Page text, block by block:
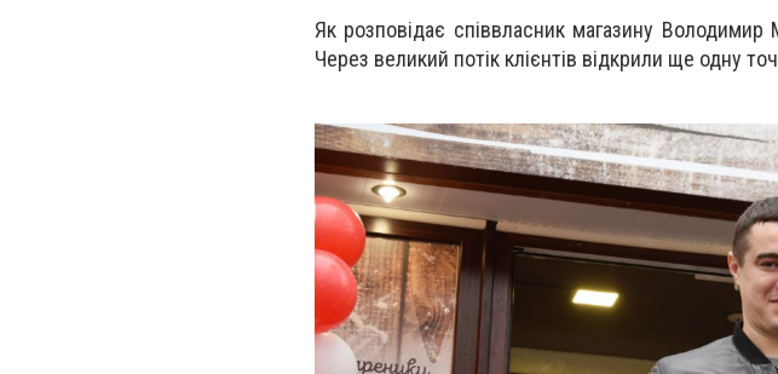
Як розповідає співвласник магазину Володимир
Через великий потік клієнтів відкрили ще одну